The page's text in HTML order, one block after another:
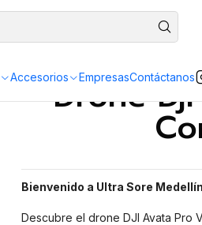
Accesorios EmpresasContáctanos
Drone
Bienvenido a Ultra Sore
Descubre el drone DJI Avata Pro